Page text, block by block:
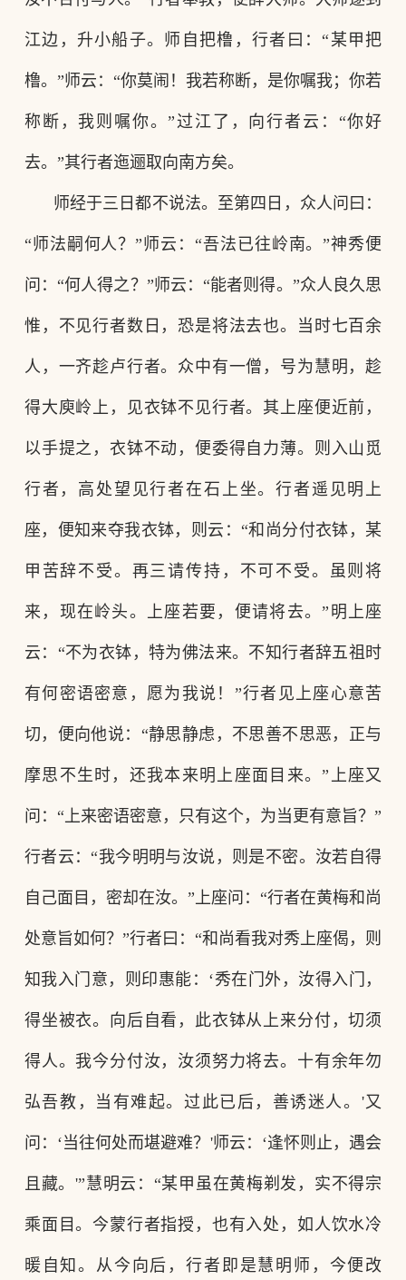
江边，升小船子。师自把橹，行者曰：“某甲把
橹。”师云：“你莫闹！我若称断，是你嘱我；你若
称断，我则嘱你。”过江了，向行者云：“你好
去。”其行者迤逦取向南方矣。
师经于三日都不说法。至第四日，众人问曰：
“师法嗣何人？”师云：“吾法已往岭南。”神秀便
问：“何人得之？”师云：“能者则得。”众人良久思
惟，不见行者数日，恐是将法去也。当时七百余
人，一齐趁卢行者。众中有一僧，号为慧明，趁
得大庾岭上，见衣钵不见行者。其上座便近前，
以手提之，衣钵不动，便委得自力薄。则入山觅
行者，高处望见行者在石上坐。行者遥见明上
座，便知来夺我衣钵，则云：“和尚分付衣钵，某
甲苦辞不受。再三请传持，不可不受。虽则将
来，现在岭头。上座若要，便请将去。”明上座
云：“不为衣钵，特为佛法来。不知行者辞五祖时
有何密语密意，愿为我说！”行者见上座心意苦
切，便向他说：“静思静虑，不思善不思恶，正与
摩思不生时，还我本来明上座面目来。”上座又
问：“上来密语密意，只有这个，为当更有意旨？”
行者云：“我今明明与汝说，则是不密。汝若自得
自己面目，密却在汝。”上座问：“行者在黄梅和尚
处意旨如何？”行者曰：“和尚看我对秀上座偈，则
知我入门意，则印惠能：‘秀在门外，汝得入门，
得坐被衣。向后自看，此衣钵从上来分付，切须
得人。我今分付汝，汝须努力将去。十有余年勿
弘吾教，当有难起。过此已后，善诱迷人。'又
问：‘当往何处而堪避难？'师云：‘逢怀则止，遇会
且藏。'”慧明云：“某甲虽在黄梅剃发，实不得宗
乘面目。今蒙行者指授，也有入处，如人饮水冷
暖自知。从今向后，行者即是慧明师，今便改